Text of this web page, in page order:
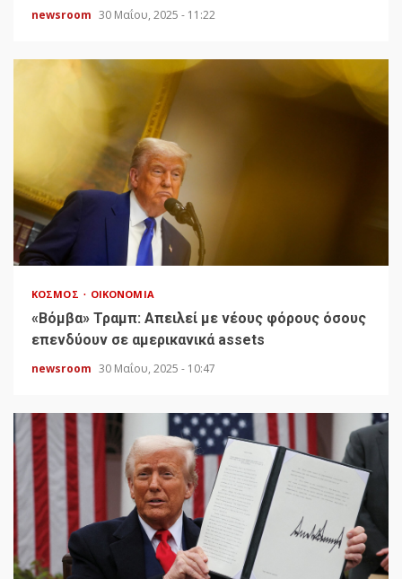
newsroom 30 Μαΐου, 2025 - 11:22
ΚΌΣΜΟΣ ΟΙΚΟΝΟΜΊΑ
«Bόμβα» Τραμπ: Απειλεί με νέους φόρους όσους
επενδύουν σε αμερικανικά assets
newsroom 30 Μαΐου, 2025 - 10:47